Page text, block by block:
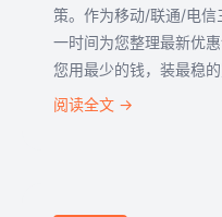
联系我们
策。作为移动/联通/电
一时间为您整理最新优
您用最少的钱，装最稳的
阅读全文 →